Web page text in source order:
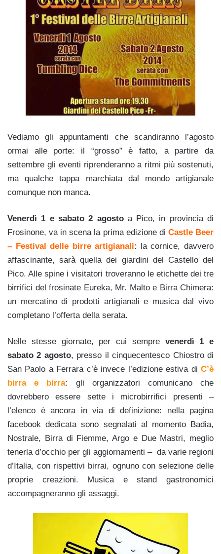
Vediamo gli appuntamenti che scandiranno l’agosto
ormai alle porte: il “grosso” è fatto, a partire da
settembre gli eventi riprenderanno a ritmi più sostenuti,
ma qualche tappa marchiata dal mondo artigianale
comunque non manca.
Venerdì 1 e sabato 2 agostoa Pico, in provincia di
Frosinone, va in scena la prima edizione di Castle Beer
– Festival delle birre artigianali: la cornice, davvero
affascinante, sarà quella dei giardini del Castello del
Pico. Alle spine i visitatori troveranno le etichette dei tre
birrifici del frosinate Eureka, Mr. Malto e Birra Chimera:
un mercatino di prodotti artigianali e musica dal vivo
completano l’offerta della serata.
Nelle stesse giornate, per cui sempre venerdì 1 e
sabato 2 agosto, presso il cinquecentesco Chiostro di
San Paolo a Ferrara c’è invece l’edizione estiva di C’è
birra e birra: gli organizzatori comunicano che
dovrebbero essere sette i microbirrifici presenti –
l’elenco è ancora in via di definizione: nella pagina
facebook dedicata sono segnalati al momento Badia,
Nostrale, Birra di Fiemme, Argo e Due Mastri, meglio
tenerla d’occhio per gli aggiornamenti – da varie regioni
d’Italia, con rispettivi birrai, ognuno con selezione delle
proprie creazioni. Musica e stand gastronomici
accompagneranno gli assaggi.